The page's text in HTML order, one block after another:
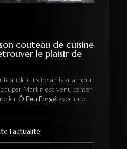
couteau de cuisine
le plaisir de
de cuisine artisanal pour
Martin est venu tenter
Ô Feu Forgé avec une
l'actualité